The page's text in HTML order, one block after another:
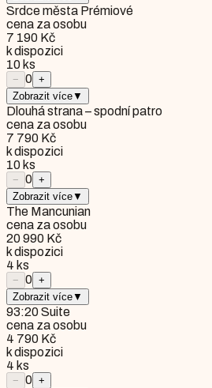
Srdce města Prémiové
cena za osobu
7 190 Kč
k dispozici
10 ks
− 0 +
Zobrazit více▼
Dlouhá strana – spodní patro
cena za osobu
7 790 Kč
k dispozici
10 ks
− 0 +
Zobrazit více▼
The Mancunian
cena za osobu
20 990 Kč
k dispozici
4 ks
− 0 +
Zobrazit více▼
93:20 Suite
cena za osobu
4 790 Kč
k dispozici
4 ks
− 0 +